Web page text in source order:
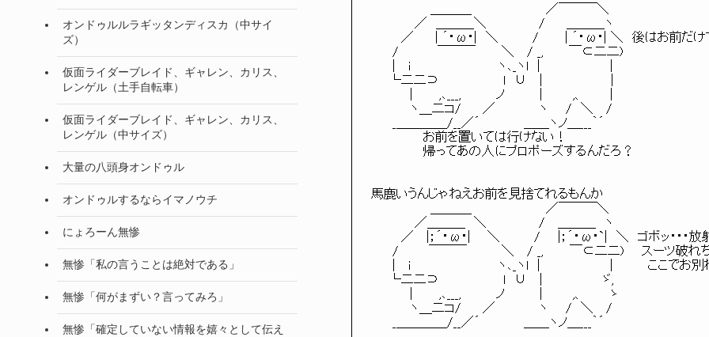
＿＿＿_　　　　　　　　 ／￣￣￣＼
／　＿＿＿＼　　　　　　/　 　＿＿＿ヽ
／　　 | ´・ω・|　＼　　 　 /　　　| ´・ω・| ＼　後はお前だけ
/　　　　 ￣￣￣　　　＼　 / _,　 　 ￣⊂二二)
|　 i　　　　　　　　　　ヽ､_ヽl　|　　　　　　　　|
└二二⊃　　　　 　 　 l　∪　 |　　　 　 　 　 |
|　　　,､___,　　　　ノ　　　　|　　　 ,、　　　|
ヽ＿二コ/　　 ／　　　　　ヽ　　/　＼　 /
_＿＿＿＿/__／´　　　　　＿＿ヽノ＿___｀´
お前を置いては行けない！
帰ってあの人にプロポーズするんだろ？
馬鹿いうんじゃねえお前を見捨てれるもんか
＿＿＿_　　　　　　　　 ／￣￣￣＼
／＿＿＿　＼　　　　　　/　 ＿＿＿　ヽ
／　 |；´・ω・| 　 ＼　　 　 /　　|；´・ω・`|　＼　ゴボッ・・・放射
/　　　 ￣￣￣　　　　＼　 / _,　　　￣⊂二二)　　スーツ破れちま
|　 i　　　　　　　　　　ヽ､_ヽl　|　　　　　　　　|　　　　ここでお
└二二⊃　　　　 　 　 l　∪　 |　　　　　 　 ゞ,
|　　　,､___,　　　　ノ　　　　|　　　 ,、　　　ゝ
ヽ＿二コ/　　 ／　　　　　ヽ　　/　＼　 /
_＿＿＿＿/__／´　　　　　＿＿ヽノ＿___｀´
オンドゥルルラギッタンディスカ（中サイ
ズ）
仮面ライダーブレイド、ギャレン、カリス、
レンゲル（土手自転車）
仮面ライダーブレイド、ギャレン、カリス、
レンゲル（中サイズ）
大量の八頭身オンドゥル
オンドゥルするならイマノウチ
にょろーん無惨
無惨「私の言うことは絶対である」
無惨「何がまずい？言ってみろ」
無惨「確定していない情報を嬉々として伝え